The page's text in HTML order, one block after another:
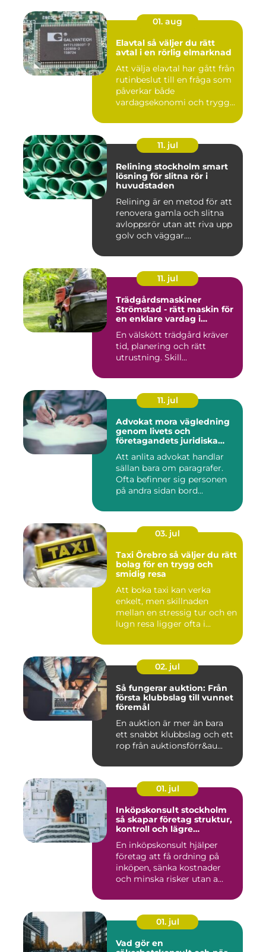
01. aug
Elavtal så väljer du rätt
avtal i en rörlig elmarknad
Att välja elavtal har gått från
rutinbeslut till en fråga som
påverkar både
vardagsekonomi och trygg...
11. jul
Relining stockholm smart
lösning för slitna rör i
huvudstaden
Relining är en metod för att
renovera gamla och slitna
avloppsrör utan att riva upp
golv och väggar....
11. jul
Trädgårdsmaskiner
Strömstad - rätt maskin för
en enklare vardag i
En välskött trädgård kräver
tid, planering och rätt
utrustning. Skill...
11. jul
Advokat mora vägledning
genom livets och
företagandets juridiska
Att anlita advokat handlar
sällan bara om paragrafer.
Ofta befinner sig personen
på andra sidan bord...
03. jul
Taxi Örebro så väljer du rätt
bolag för en trygg och
smidig resa
Att boka taxi kan verka
enkelt, men skillnaden
mellan en stressig tur och en
lugn resa ligger ofta i...
02. jul
Så fungerar auktion: Från
första klubbslag till vunnet
föremål
En auktion är mer än bara
ett snabbt klubbslag och ett
rop från auktionsförr&au...
01. jul
Inköpskonsult stockholm
så skapar företag struktur,
kontroll och lägre
En inköpskonsult hjälper
företag att få ordning på
inköpen, sänka kostnader
och minska risker utan a...
01. jul
Vad gör en